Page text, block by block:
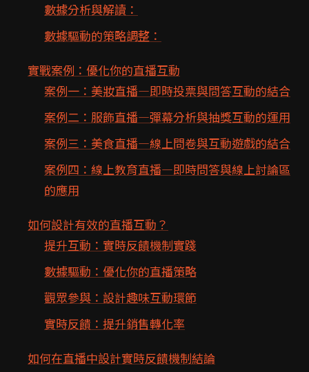
數據分析與解讀：
數據驅動的策略調整：
實戰案例：優化你的直播互動
案例一：美妝直播—即時投票與問答互動的結合
案例二：服飾直播—彈幕分析與抽獎互動的運用
案例三：美食直播—線上問卷與互動遊戲的結合
案例四：線上教育直播—即時問答與線上討論區
的應用
如何設計有效的直播互動？
提升互動：實時反饋機制實踐
數據驅動：優化你的直播策略
觀眾參與：設計趣味互動環節
實時反饋：提升銷售轉化率
如何在直播中設計實時反饋機制結論